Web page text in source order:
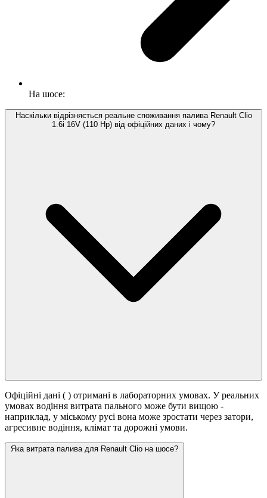
На шосе:
Наскільки відрізняється реальне споживання палива Renault Clio
1.6i 16V (110 Hp) від офіційних даних і чому?
Офіційні дані ( ) отримані в лабораторних умовах. У реальних
умовах водіння витрата пального може бути вищою -
наприклад, у міському русі вона може зростати через затори,
агресивне водіння, клімат та дорожні умови.
Яка витрата палива для Renault Clio на шосе?